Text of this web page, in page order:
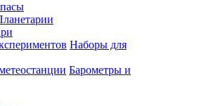
Наборы для
Барометры и